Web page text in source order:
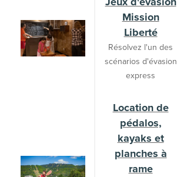
Mission
Liberté
Résolvez l'un des
scénarios d'évasion
express
Location de
pédalos,
kayaks et
planches à
rame